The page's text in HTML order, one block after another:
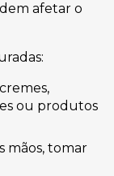
afetar o
ou produtos
mãos, tomar